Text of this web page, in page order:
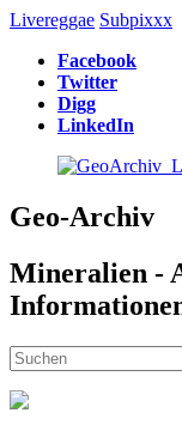
Livereggae Subpixxx
Facebook
Twitter
Digg
LinkedIn
Geo-Archiv
Mineralien -